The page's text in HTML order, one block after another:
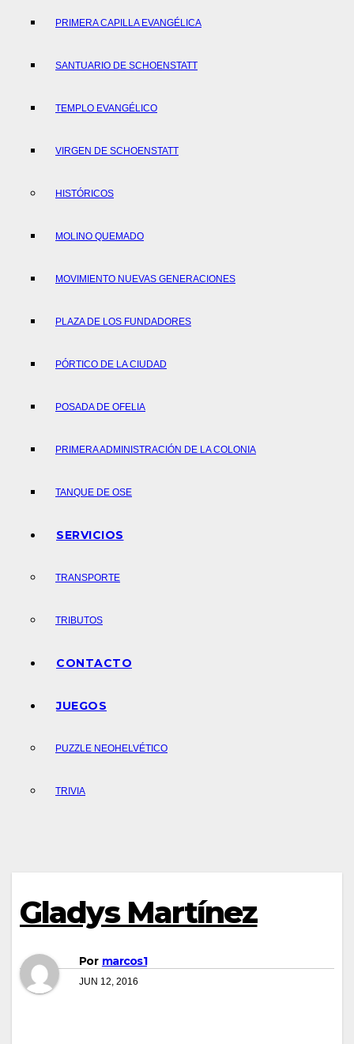
PRIMERA CAPILLA EVANGÉLICA
SANTUARIO DE SCHOENSTATT
TEMPLO EVANGÉLICO
VIRGEN DE SCHOENSTATT
HISTÓRICOS
MOLINO QUEMADO
MOVIMIENTO NUEVAS GENERACIONES
PLAZA DE LOS FUNDADORES
PÓRTICO DE LA CIUDAD
POSADA DE OFELIA
PRIMERA ADMINISTRACIÓN DE LA COLONIA
TANQUE DE OSE
SERVICIOS
TRANSPORTE
TRIBUTOS
CONTACTO
JUEGOS
PUZZLE NEOHELVÉTICO
TRIVIA
Gladys Martínez
Por marcos1
JUN 12, 2016